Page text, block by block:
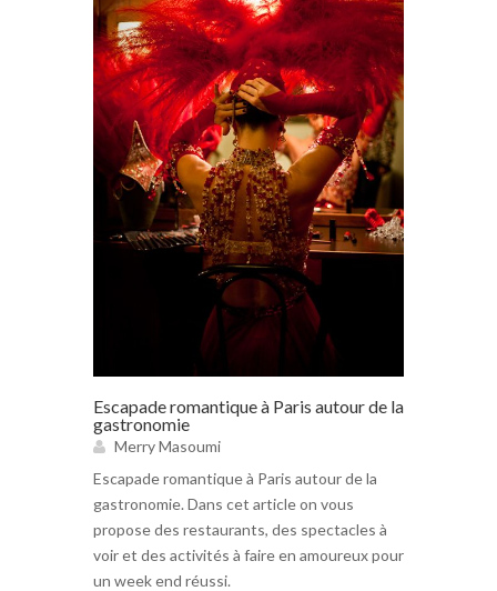
Escapade romantique à Paris autour de la
gastronomie
Merry Masoumi
Escapade romantique à Paris autour de la
gastronomie. Dans cet article on vous
propose des restaurants, des spectacles à
voir et des activités à faire en amoureux pour
un week end réussi.